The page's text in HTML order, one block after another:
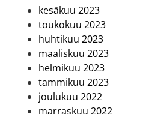
kesäkuu 2023
toukokuu 2023
huhtikuu 2023
maaliskuu 2023
helmikuu 2023
tammikuu 2023
joulukuu 2022
marraskuu 2022